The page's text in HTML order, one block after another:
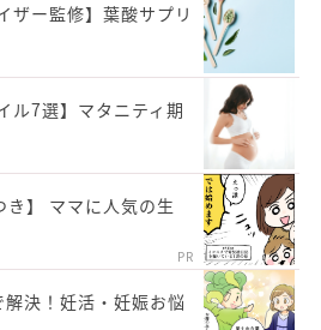
ザー監修】葉酸サプリ
ル7選】マタニティ期
き】 ママに人気の生
PR
解決！妊活・妊娠お悩